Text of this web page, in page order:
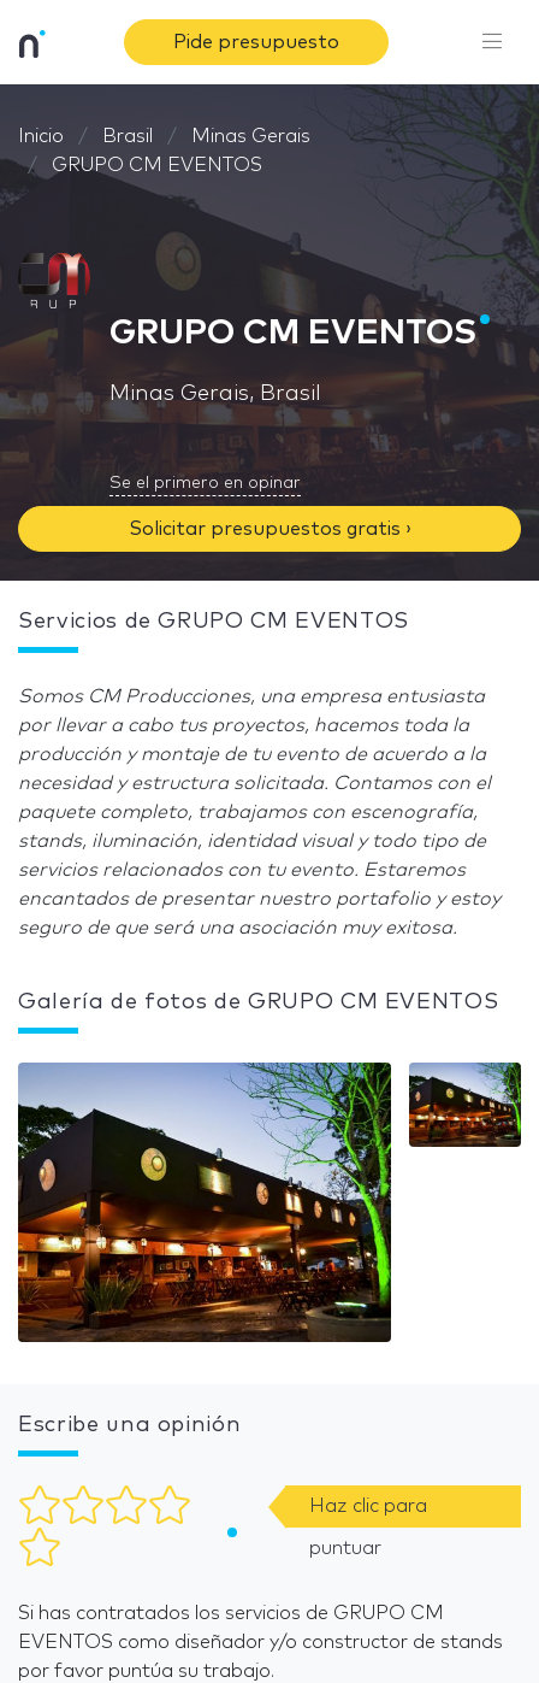
Pide presupuesto
Inicio Brasil
Minas Gerais
GRUPO CM EVENTOS
GRUPO CM EVENTOS
Minas Gerais, Brasil
Se el primero en opinar
Solicitar presupuestos gratis ›
Servicios de GRUPO CM EVENTOS
Somos CM Producciones, una empresa entusiasta
por llevar a cabo tus proyectos, hacemos toda la
producción y montaje de tu evento de acuerdo a la
necesidad y estructura solicitada. Contamos con el
paquete completo, trabajamos con escenografía,
stands, iluminación, identidad visual y todo tipo de
servicios relacionados con tu evento. Estaremos
encantados de presentar nuestro portafolio y estoy
seguro de que será una asociación muy exitosa.
Galería de fotos de GRUPO CM EVENTOS
Escribe una opinión
Haz clic para
puntuar
Si has contratados los servicios de GRUPO CM
EVENTOS como diseñador y/o constructor de stands
por favor puntúa su trabajo.